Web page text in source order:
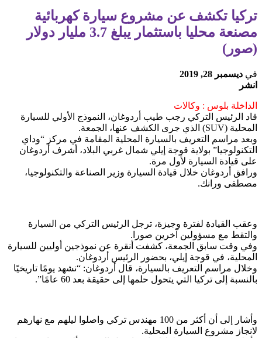
تركيا تكشف عن مشروع سيارة كهربائية
مصنعة محليا باستثمار يبلغ 3.7 مليار دولار
(صور)
في ديسمبر 28, 2019
انشر
الداخلة بلوس : وكالات
قاد الرئيس التركي رجب طيب أردوغان، النموذج الأولي للسيارة
المحلية (SUV) الذي جرى الكشف عنها، الجمعة.
وبعد مراسم التعريف بالسيارة المحلية المقامة في مركز “وداي
التكنولوجيا” بولاية قوجة إيلي شمال غربي البلاد، أشرف أردوغان
على قيادة السيارة لأول مرة.
ورافق أردوغان خلال قيادة السيارة وزير الصناعة والتكنولوجيا،
مصطفى ورانك.
وعقب القيادة لفترة وجيزة، ترجل الرئيس التركي من السيارة
والتقط مع مسؤولين آخرين صورا.
وفي وقت سابق الجمعة، كشفت أنقرة عن نموذجين أوليين للسيارة
المحلية، في قوجة إيلي، بحضور الرئيس أردوغان.
وخلال مراسم التعريف بالسيارة، قال أردوغان: “نشهد يومًا تاريخيًا
بالنسبة إلى تركيا التي يتحول حلمها إلى حقيقة بعد 60 عامًا”.
وأشار إلى أن أكثر من 100 مهندس تركي واصلوا ليلهم مع نهارهم
لانجاز مشروع السيارة المحلية.